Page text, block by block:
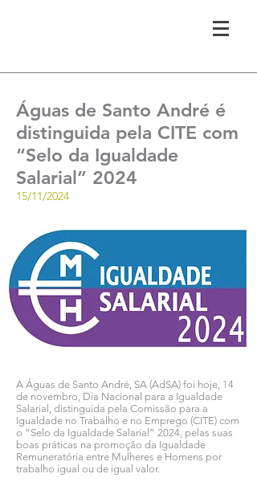
Águas de Santo André é
distinguida pela CITE com
“Selo da Igualdade
Salarial” 2024
15/11/2024
A Águas de Santo André, SA (AdSA) foi hoje, 14
de novembro, Dia Nacional para a Igualdade
Salarial, distinguida pela Comissão para a
Igualdade no Trabalho e no Emprego (CITE) com
o “Selo da Igualdade Salarial” 2024, pelas suas
boas práticas na promoção da Igualdade
Remuneratória entre Mulheres e Homens por
trabalho igual ou de igual valor.